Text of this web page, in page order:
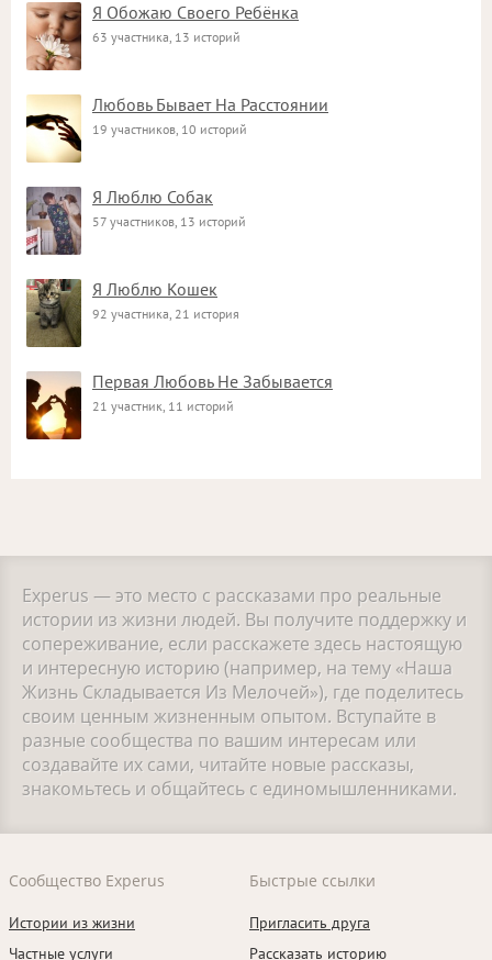
Я Обожаю Своего Ребёнка
63 участника, 13 историй
Любовь Бывает На Расстоянии
19 участников, 10 историй
Я Люблю Собак
57 участников, 13 историй
Я Люблю Кошек
92 участника, 21 история
Первая Любовь Не Забывается
21 участник, 11 историй
Experus — это место с рассказами про реальные
истории из жизни людей. Вы получите поддержку и
сопереживание, если расскажете здесь настоящую
и интересную историю (например, на тему «Наша
Жизнь Складывается Из Мелочей»), где поделитесь
своим ценным жизненным опытом. Вступайте в
разные сообщества по вашим интересам или
создавайте их сами, читайте новые рассказы,
знакомьтесь и общайтесь с единомышленниками.
Сообщество Experus
Истории из жизни
Частные услуги
Быстрые ссылки
Пригласить друга
Рассказать историю